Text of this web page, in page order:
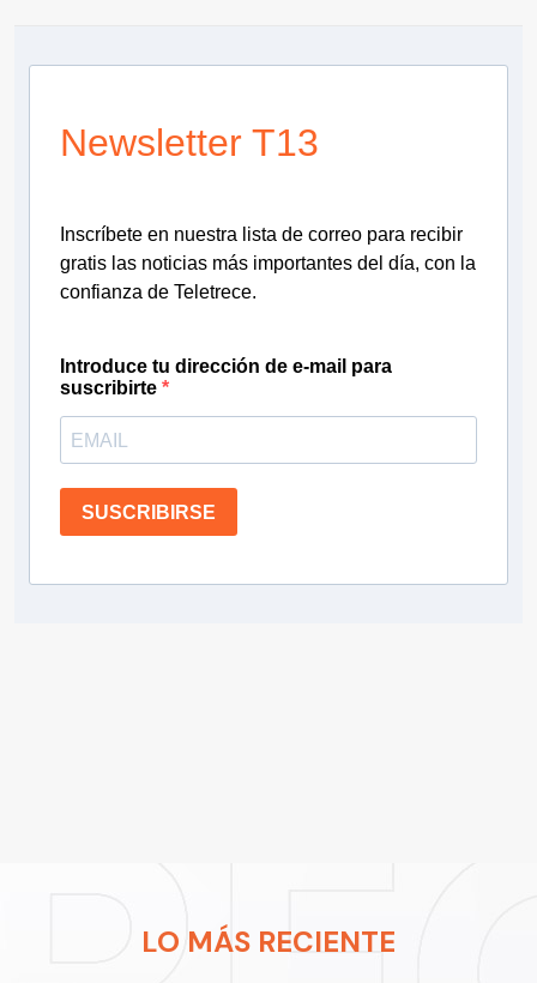
Newsletter T13
Inscríbete en nuestra lista de correo para recibir
gratis las noticias más importantes del día, con la
confianza de Teletrece.
Introduce tu dirección de e-mail para
suscribirte
SUSCRIBIRSE
LO MÁS RECIENTE